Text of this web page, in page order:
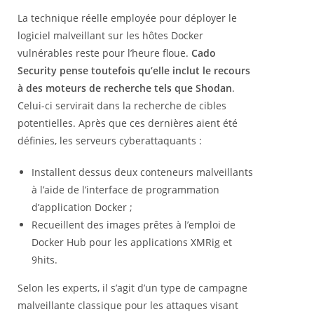
La technique réelle employée pour déployer le
logiciel malveillant sur les hôtes Docker
vulnérables reste pour l’heure floue. Cado
Security pense toutefois qu’elle inclut le recours
à des moteurs de recherche tels que Shodan.
Celui-ci servirait dans la recherche de cibles
potentielles. Après que ces dernières aient été
définies, les serveurs cyberattaquants :
Installent dessus deux conteneurs malveillants
à l’aide de l’interface de programmation
d’application Docker ;
Recueillent des images prêtes à l’emploi de
Docker Hub pour les applications XMRig et
9hits.
Selon les experts, il s’agit d’un type de campagne
malveillante classique pour les attaques visant